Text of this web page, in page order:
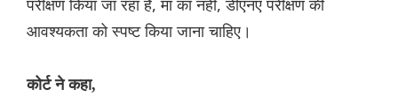
परीक्षण किया जा रहा है, मां का नहीं, डीएनए परीक्षण की
आवश्यकता को स्पष्ट किया जाना चाहिए।
कोर्ट ने कहा,